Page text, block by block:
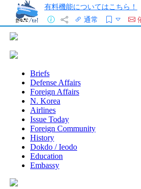
有料機能についてはこちら！
通常